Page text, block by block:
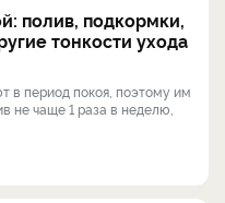
полив, подкормки,
тонкости ухода
в период покоя, поэтому им
не чаще 1 раза в неделю,